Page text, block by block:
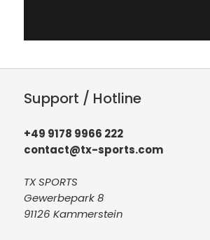
Support / Hotline
+49 9178 9966 222
contact@tx-sports.com
TX SPORTS
Gewerbepark 8
91126 Kammerstein